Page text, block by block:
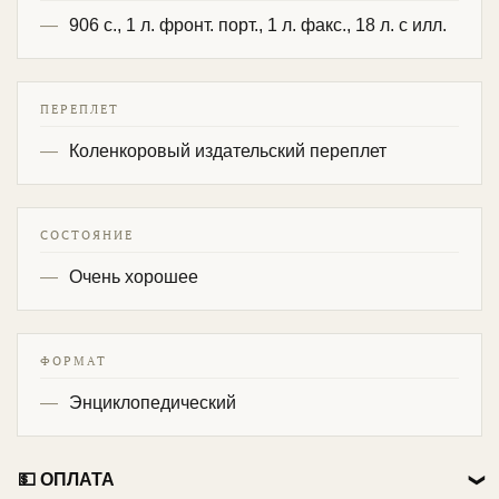
906 с., 1 л. фронт. порт., 1 л. факс., 18 л. с илл.
ПЕРЕПЛЕТ
Коленкоровый издательский переплет
СОСТОЯНИЕ
Очень хорошее
ФОРМАТ
Энциклопедический
💵 ОПЛАТА